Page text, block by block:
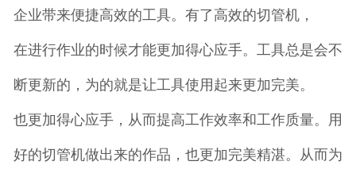
企业带来便捷高效的工具。有了高效的切管机，
在进行作业的时候才能更加得心应手。工具总是会不
断更新的，为的就是让工具使用起来更加完美。
也更加得心应手，从而提高工作效率和工作质量。用
好的切管机做出来的作品，也更加完美精湛。从而为